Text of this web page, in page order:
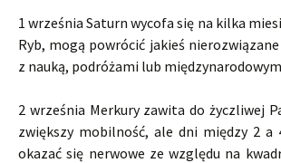
1 września Saturn wycofa się na kilka
Ryb, mogą powrócić jakieś
z nauką, podróżami lub
2 września Merkury zawita do życzliwej
zwiększy mobilność, ale dni między 2 a
okazać się nerwowe ze względu na